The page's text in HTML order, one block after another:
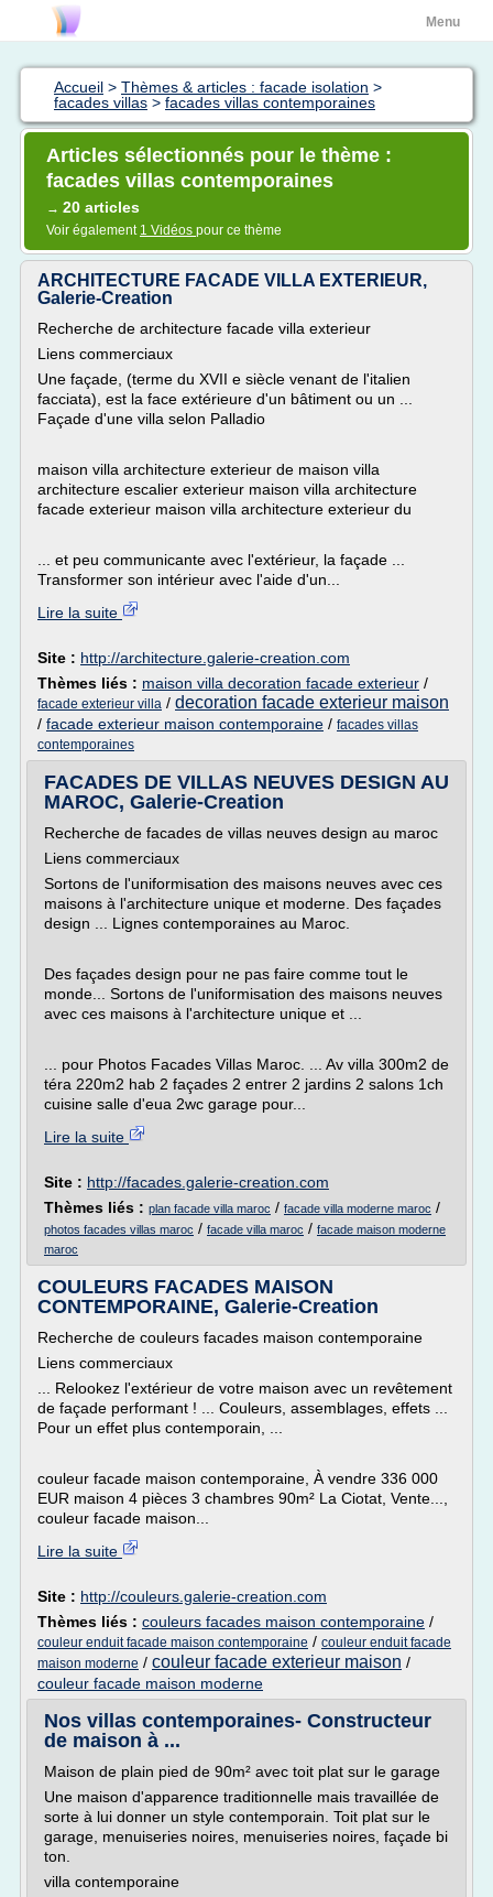
Menu
Accueil > Thèmes & articles : facade isolation >
facades villas > facades villas contemporaines
Articles sélectionnés pour le thème :
facades villas contemporaines
→ 20 articles
Voir également 1 Vidéos pour ce thème
ARCHITECTURE FACADE VILLA EXTERIEUR,
Galerie-Creation
Recherche de architecture facade villa exterieur
Liens commerciaux
Une façade, (terme du XVII e siècle venant de l'italien
facciata), est la face extérieure d'un bâtiment ou un ...
Façade d'une villa selon Palladio
maison villa architecture exterieur de maison villa
architecture escalier exterieur maison villa architecture
facade exterieur maison villa architecture exterieur du
... et peu communicante avec l'extérieur, la façade ...
Transformer son intérieur avec l'aide d'un...
Lire la suite
Site : http://architecture.galerie-creation.com
Thèmes liés : maison villa decoration facade exterieur /
facade exterieur villa / decoration facade exterieur maison
/ facade exterieur maison contemporaine / facades villas
contemporaines
FACADES DE VILLAS NEUVES DESIGN AU
MAROC, Galerie-Creation
Recherche de facades de villas neuves design au maroc
Liens commerciaux
Sortons de l'uniformisation des maisons neuves avec ces
maisons à l'architecture unique et moderne. Des façades
design ... Lignes contemporaines au Maroc.
Des façades design pour ne pas faire comme tout le
monde... Sortons de l'uniformisation des maisons neuves
avec ces maisons à l'architecture unique et ...
... pour Photos Facades Villas Maroc. ... Av villa 300m2 de
téra 220m2 hab 2 façades 2 entrer 2 jardins 2 salons 1ch
cuisine salle d'eua 2wc garage pour...
Lire la suite
Site : http://facades.galerie-creation.com
Thèmes liés : plan facade villa maroc / facade villa moderne maroc /
photos facades villas maroc / facade villa maroc / facade maison moderne
maroc
COULEURS FACADES MAISON
CONTEMPORAINE, Galerie-Creation
Recherche de couleurs facades maison contemporaine
Liens commerciaux
... Relookez l'extérieur de votre maison avec un revêtement
de façade performant ! ... Couleurs, assemblages, effets ...
Pour un effet plus contemporain, ...
couleur facade maison contemporaine, À vendre 336 000
EUR maison 4 pièces 3 chambres 90m² La Ciotat, Vente...,
couleur facade maison...
Lire la suite
Site : http://couleurs.galerie-creation.com
Thèmes liés : couleurs facades maison contemporaine /
couleur enduit facade maison contemporaine / couleur enduit facade
maison moderne / couleur facade exterieur maison /
couleur facade maison moderne
Nos villas contemporaines- Constructeur
de maison à ...
Maison de plain pied de 90m² avec toit plat sur le garage
Une maison d'apparence traditionnelle mais travaillée de
sorte à lui donner un style contemporain. Toit plat sur le
garage, menuiseries noires, menuiseries noires, façade bi
ton.
villa contemporaine